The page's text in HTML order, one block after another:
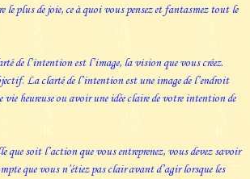
le plus de joie, ce à quoi vous pensez et fantasmez tout le
de l’intention est l’image, la vision que vous créez.
La clarté de l’intention est une image de l’endroit
heureuse ou avoir une idée claire de votre intention de
soit l’action que vous entreprenez, vous devez savoir
que vous n’étiez pas clair avant d’agir lorsque les